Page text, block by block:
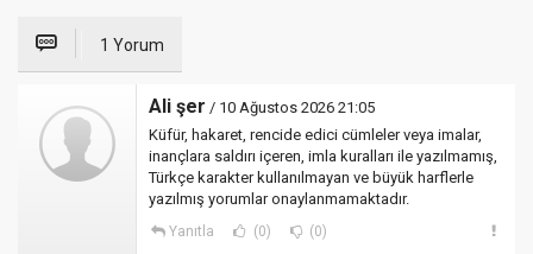
1 Yorum
Ali şer / 10 Ağustos 2026 21:05
Küfür, hakaret, rencide edici cümleler veya imalar,
inançlara saldırı içeren, imla kuralları ile yazılmamış,
Türkçe karakter kullanılmayan ve büyük harflerle
yazılmış yorumlar onaylanmamaktadır.
Yanıtla (0) (0)